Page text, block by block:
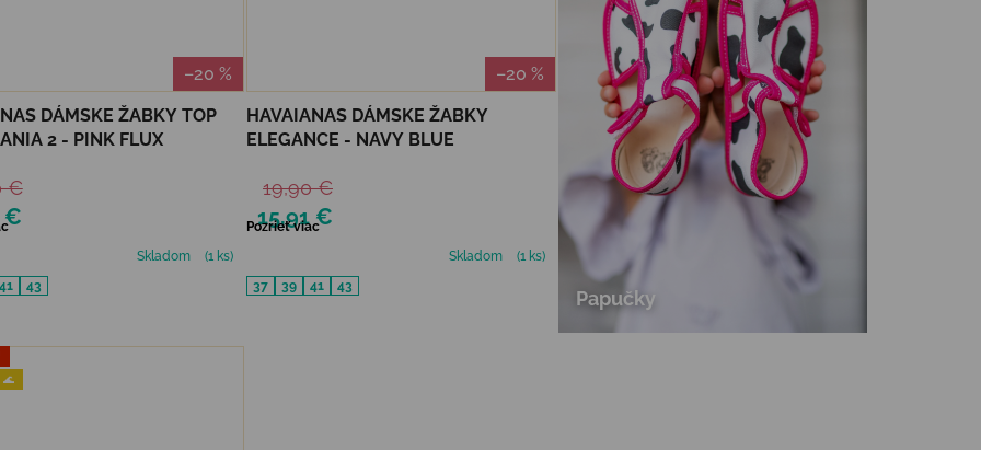
–20 %
DÁMSKE ŽABKY TOP
2 - PINK FLUX
€
€
Skladom
(1 ks)
41 43
–20 %
HAVAIANAS DÁMSKE ŽABKY
ELEGANCE - NAVY BLUE
15,91 €
19,90 €
Pozrieť viac
Skladom
(1 ks)
37
39 41 43
Papučky
🌊